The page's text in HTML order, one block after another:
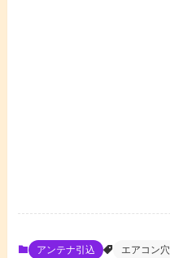
アンテナ引込 エアコン穴